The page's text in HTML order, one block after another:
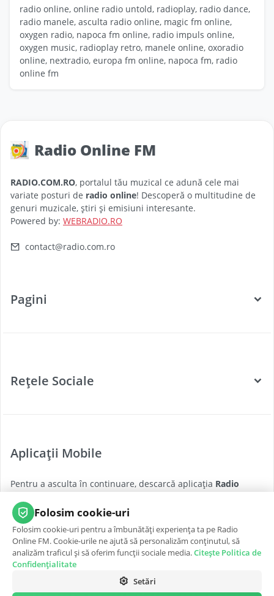
radio online, online radio untold, radioplay, radio dance,
radio manele, asculta radio online, magic fm online,
oxygen radio, napoca fm online, radio impuls online,
oxygen music, radioplay retro, manele online, oxoradio
online, nextradio, europa fm online, napoca fm, radio
online fm
Radio Online FM
RADIO.COM.RO, portalul tău muzical ce adună cele mai
variate posturi de radio online! Descoperă o multitudine de
genuri muzicale, știri și emisiuni interesante.
Powered by: WEBRADIO.RO
contact@radio.com.ro
Pagini
Țări
Rețele Sociale
Instagram
Aplicații Mobile
Pentru a asculta în continuare, descarcă aplicația Radio
oriunde.
App Store Google Play
Folosim cookie-uri
Folosim cookie-uri pentru a îmbunătăți experiența ta pe Radio
Online FM. Cookie-urile ne ajută să personalizăm conținutul, să
analizăm traficul și să oferim funcții sociale media.Citește Politica de
Confidențialitate
Setări